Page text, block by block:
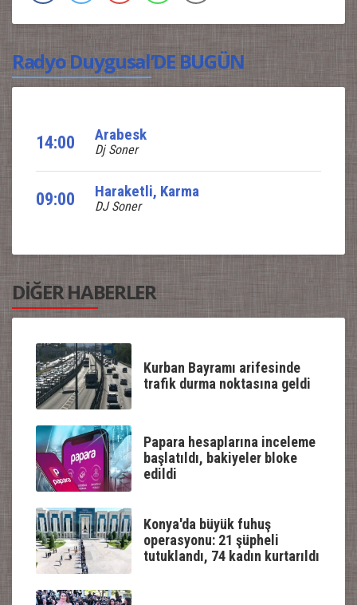
Radyo Duygusal’DE BUGÜN
14:00 Arabesk
Dj Soner
09:00 Haraketli, Karma
DJ Soner
DİĞER HABERLER
Kurban Bayramı arifesinde
trafik durma noktasına geldi
Papara hesaplarına inceleme
başlatıldı, bakiyeler bloke
edildi
Konya'da büyük fuhuş
operasyonu: 21 şüpheli
tutuklandı, 74 kadın kurtarıldı